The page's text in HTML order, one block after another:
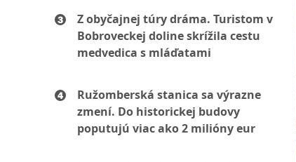
Z obyčajnej túry dráma. Turistom v
Bobroveckej doline skrížila cestu
medvedica s mláďatami
Ružomberská stanica sa výrazne
zmení. Do historickej budovy
poputujú viac ako 2 milióny eur